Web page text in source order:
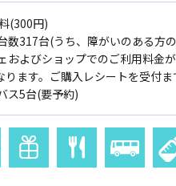
(300円)
数317台(うち、障がいのある方
およびショップでのご利用料金
ります。ご購入レシートを受付ま
ス5台(要予約)